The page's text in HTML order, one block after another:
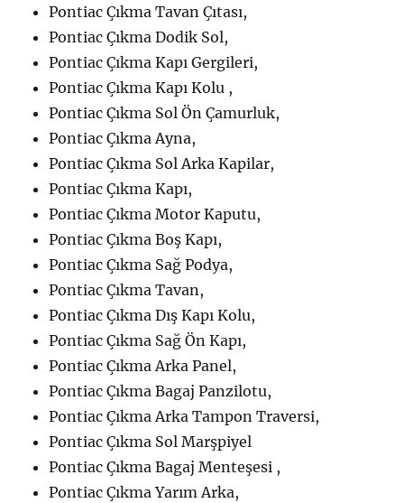
Pontiac Çıkma Tavan Çıtası,
Pontiac Çıkma Dodik Sol,
Pontiac Çıkma Kapı Gergileri,
Pontiac Çıkma Kapı Kolu ,
Pontiac Çıkma Sol Ön Çamurluk,
Pontiac Çıkma Ayna,
Pontiac Çıkma Sol Arka Kapilar,
Pontiac Çıkma Kapı,
Pontiac Çıkma Motor Kaputu,
Pontiac Çıkma Boş Kapı,
Pontiac Çıkma Sağ Podya,
Pontiac Çıkma Tavan,
Pontiac Çıkma Dış Kapı Kolu,
Pontiac Çıkma Sağ Ön Kapı,
Pontiac Çıkma Arka Panel,
Pontiac Çıkma Bagaj Panzilotu,
Pontiac Çıkma Arka Tampon Traversi,
Pontiac Çıkma Sol Marşpiyel
Pontiac Çıkma Bagaj Menteşesi ,
Pontiac Çıkma Yarım Arka,